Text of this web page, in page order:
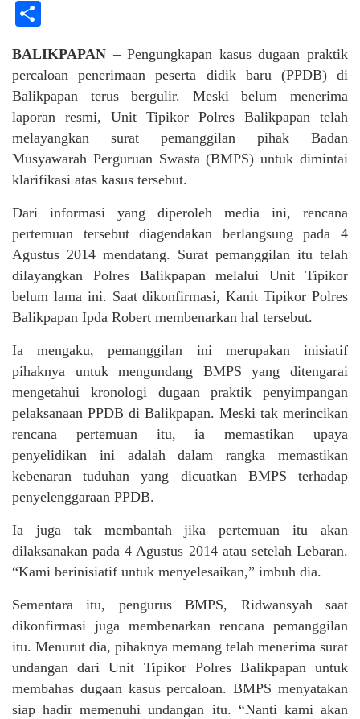
BALIKPAPAN – Pengungkapan kasus dugaan praktik
percaloan penerimaan peserta didik baru (PPDB) di
Balikpapan terus bergulir. Meski belum menerima
laporan resmi, Unit Tipikor Polres Balikpapan telah
melayangkan surat pemanggilan pihak Badan
Musyawarah Perguruan Swasta (BMPS) untuk dimintai
klarifikasi atas kasus tersebut.
Dari informasi yang diperoleh media ini, rencana
pertemuan tersebut diagendakan berlangsung pada 4
Agustus 2014 mendatang. Surat pemanggilan itu telah
dilayangkan Polres Balikpapan melalui Unit Tipikor
belum lama ini. Saat dikonfirmasi, Kanit Tipikor Polres
Balikpapan Ipda Robert membenarkan hal tersebut.
Ia mengaku, pemanggilan ini merupakan inisiatif
pihaknya untuk mengundang BMPS yang ditengarai
mengetahui kronologi dugaan praktik penyimpangan
pelaksanaan PPDB di Balikpapan. Meski tak merincikan
rencana pertemuan itu, ia memastikan upaya
penyelidikan ini adalah dalam rangka memastikan
kebenaran tuduhan yang dicuatkan BMPS terhadap
penyelenggaraan PPDB.
Ia juga tak membantah jika pertemuan itu akan
dilaksanakan pada 4 Agustus 2014 atau setelah Lebaran.
“Kami berinisiatif untuk menyelesaikan,” imbuh dia.
Sementara itu, pengurus BMPS, Ridwansyah saat
dikonfirmasi juga membenarkan rencana pemanggilan
itu. Menurut dia, pihaknya memang telah menerima surat
undangan dari Unit Tipikor Polres Balikpapan untuk
membahas dugaan kasus percaloan. BMPS menyatakan
siap hadir memenuhi undangan itu. “Nanti kami akan